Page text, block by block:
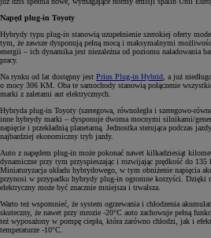
Napęd plug-in Toyoty
Hybrydy typu plug-in stanowią uzupełnienie szerokiej oferty
tym, że zawsze dysponują pełną mocą i maksymalnymi
energii – ich dynamika jest niezależna od poziomu naładowania
pracy.
Na rynku od lat dostępny jest Prius Plug-in Hybrid , a już
o mocy 306 KM. Oba te samochody stanowią połączenie
marki z zaletami aut elektrycznych.
Hybryda plug-in Toyoty (szeregowa, równoległa i szeregowo-
inne hybrydy marki – dysponuje dwoma mocnymi silnikami/
napięcie i przekładnią planetarną. Jednostka sterująca podczas
najbardziej ekonomiczny tryb jazdy.
Auto z napędem plug-in może pokonać nawet kilkadziesiąt
dynamiczne przy tym przyspieszając i rozwijając prędkość do 135
Miniaturyzacja układu hybrydowego, w tym obniżenie napięcia
przynosi w przypadku hybrydy plug-in ogromne korzyści. Dzięki
elektryczny może być znacznie mniejsza i trwalsza.
Warto też wspomnieć, że system ogrzewania i chłodzenia
skuteczny, że nawet przy mrozie -20°C auto zachowuje pełną
też wyposażony w pompę ciepła, która zarówno chłodzi, jak i
temperaturze -10°C.